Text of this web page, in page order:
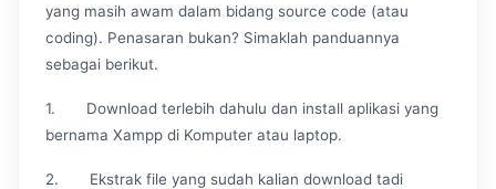
yang masih awam dalam bidang source code (atau
coding). Penasaran bukan? Simaklah panduannya
sebagai berikut.
1. Download terlebih dahulu dan install aplikasi yang
bernama Xampp di Komputer atau laptop.
2. Ekstrak file yang sudah kalian download tadi